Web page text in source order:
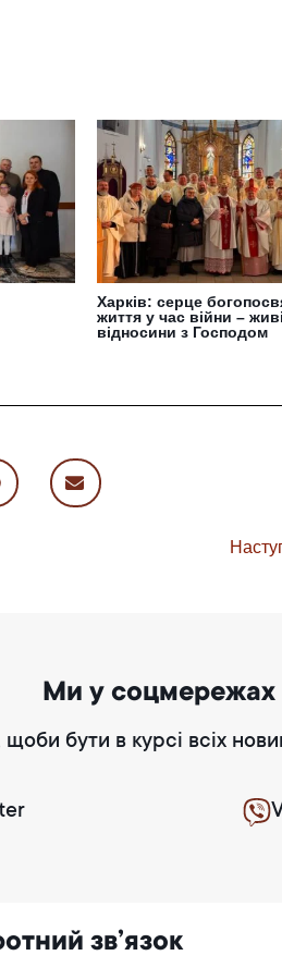
Харків: серце
життя у час війни – живі
відносини з Господом
Ми у соцмережах
бути в курсі всіх
зв’язок